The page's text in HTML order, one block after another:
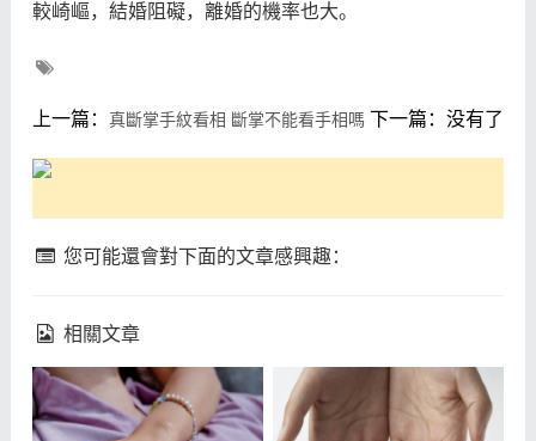
較崎嶇，結婚阻礙，離婚的機率也大。
上一篇： 真斷掌手紋看相 斷掌不能看手相嗎 下一篇：没有了
您可能還會對下面的文章感興趣：
相關文章